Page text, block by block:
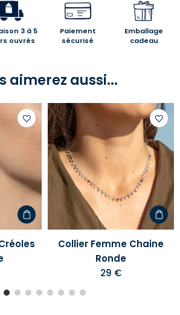
3 à 5
ouvrés
Paiement
sécurisé
Emballage
cadeau
aimerez aussi...
Ajouter
liste
d'envies
à
votre
liste
Collier Femme Chaine
Ronde
29 €